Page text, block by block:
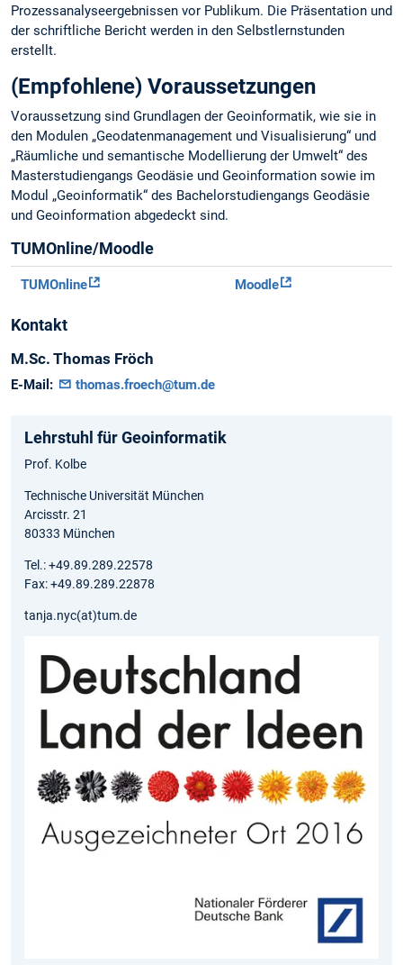
Prozessanalyseergebnissen vor Publikum. Die Präsentation und
der schriftliche Bericht werden in den Selbstlernstunden
erstellt.
(Empfohlene) Voraussetzungen
Voraussetzung sind Grundlagen der Geoinformatik, wie sie in
den Modulen „Geodatenmanagement und Visualisierung“ und
„Räumliche und semantische Modellierung der Umwelt“ des
Masterstudiengangs Geodäsie und Geoinformation sowie im
Modul „Geoinformatik“ des Bachelorstudiengangs Geodäsie
und Geoinformation abgedeckt sind.
TUMOnline/Moodle
TUMOnline Moodle
Kontakt
M.Sc. Thomas Fröch
E-Mail: thomas.froech@tum.de
Lehrstuhl für Geoinformatik
Prof. Kolbe
Technische Universität München
Arcisstr. 21
80333 München
Tel.: +49.89.289.22578
Fax: +49.89.289.22878
tanja.nyc(at)tum.de